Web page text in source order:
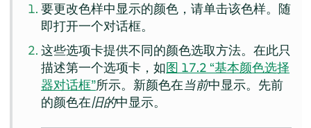
要更改色样中显示的颜色，请单击该色样。随
即打开一个对话框。
这些选项卡提供不同的颜色选取方法。在此只
描述第一个选项卡，如图 17.2 “基本颜色选择
器对话框”所示。新颜色在当前中显示。先前
的颜色在旧的中显示。